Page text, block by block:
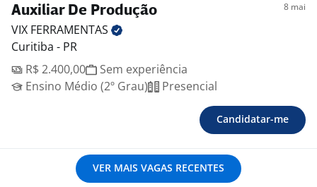
Auxiliar De Produção 8 mai
VIX FERRAMENTAS
Curitiba - PR
R$ 2.400,00
Sem experiência
Ensino Médio (2º Grau)
Presencial
Candidatar-me
VER MAIS VAGAS RECENTES